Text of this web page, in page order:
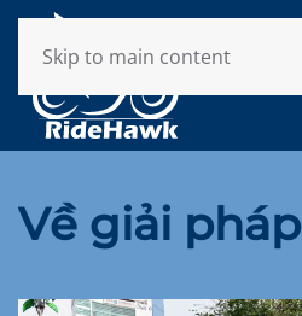
Skip to main content
Về giải pháp